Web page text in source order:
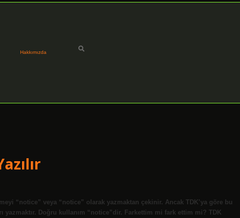
Hakkımızda
“notice” veya “notice” olarak yazmaktan çekinir. Ancak TDK’ya göre bu
yazmaktır. Doğru kullanım “notice”dir. Farkettim mi fark ettim mi? TDK